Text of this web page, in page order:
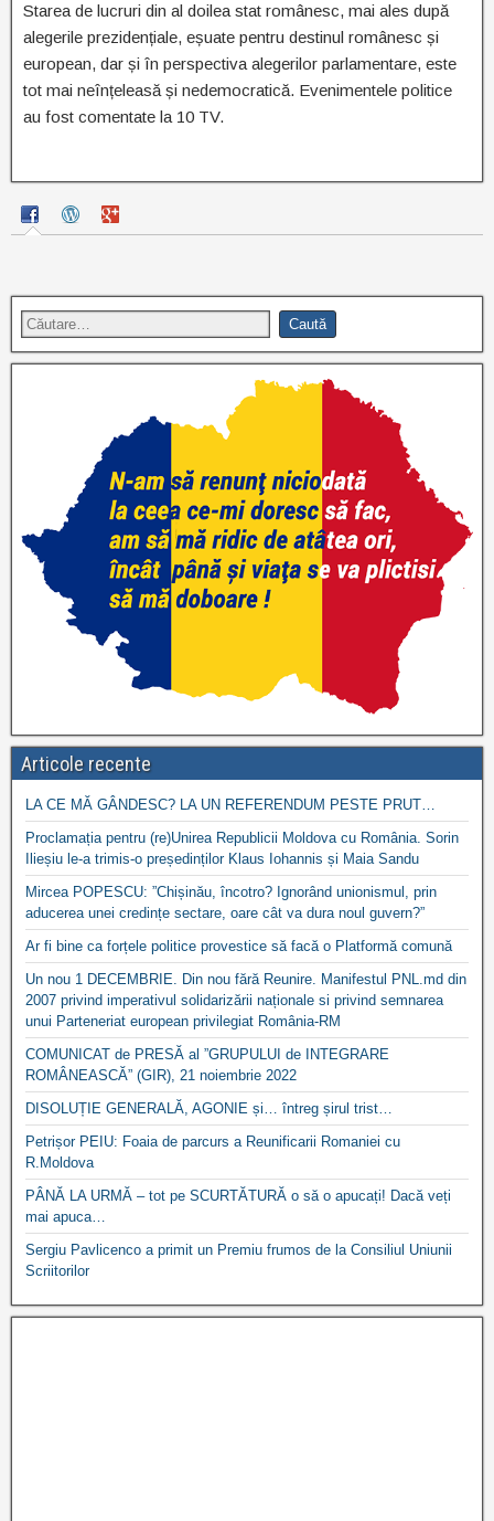
Starea de lucruri din al doilea stat românesc, mai ales după
alegerile prezidențiale, eșuate pentru destinul românesc și
european, dar și în perspectiva alegerilor parlamentare, este
tot mai neînțeleasă și nedemocratică. Evenimentele politice
au fost comentate la 10 TV.
Articole recente
LA CE MĂ GÂNDESC? LA UN REFERENDUM PESTE PRUT…
Proclamația pentru (re)Unirea Republicii Moldova cu România. Sorin
Ilieșiu le-a trimis-o președinților Klaus Iohannis și Maia Sandu
Mircea POPESCU: ”Chișinău, încotro? Ignorând unionismul, prin
aducerea unei credințe sectare, oare cât va dura noul guvern?”
Ar fi bine ca forțele politice provestice să facă o Platformă comună
Un nou 1 DECEMBRIE. Din nou fără Reunire. Manifestul PNL.md din
2007 privind imperativul solidarizării naționale si privind semnarea
unui Parteneriat european privilegiat România-RM
COMUNICAT de PRESĂ al ”GRUPULUI de INTEGRARE
ROMÂNEASCĂ” (GIR), 21 noiembrie 2022
DISOLUȚIE GENERALĂ, AGONIE și… întreg șirul trist…
Petrișor PEIU: Foaia de parcurs a Reunificarii Romaniei cu
R.Moldova
PÂNĂ LA URMĂ – tot pe SCURTĂTURĂ o să o apucați! Dacă veți
mai apuca…
Sergiu Pavlicenco a primit un Premiu frumos de la Consiliul Uniunii
Scriitorilor